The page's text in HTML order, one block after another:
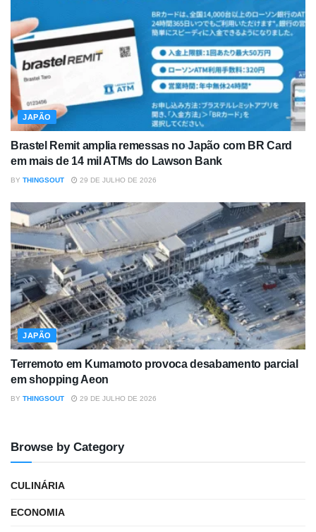
JAPÃO
Brastel Remit amplia remessas no Japão com BR Card
em mais de 14 mil ATMs do Lawson Bank
BY THINGSOUT 29 DE JULHO DE 2026
JAPÃO
Terremoto em Kumamoto provoca desabamento parcial
em shopping Aeon
BY THINGSOUT 29 DE JULHO DE 2026
Browse by Category
CULINÁRIA
ECONOMIA